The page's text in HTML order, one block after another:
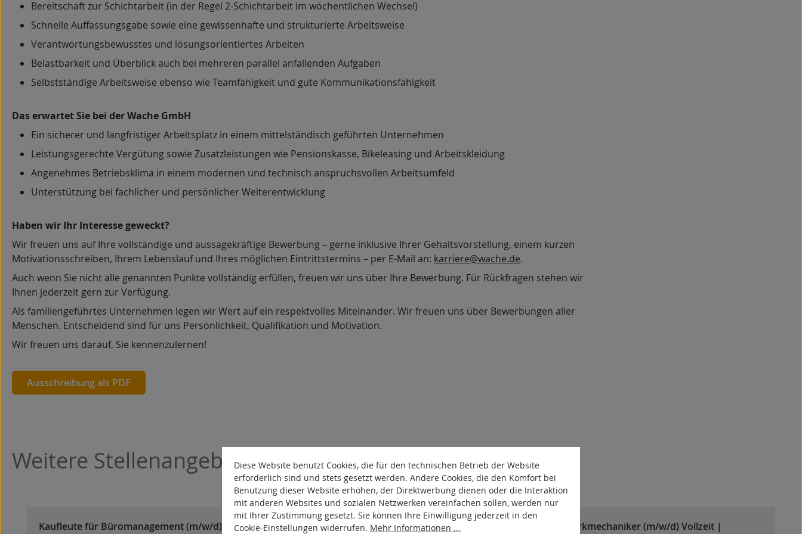
Bereitschaft zur Schichtarbeit (in der Regel 2-Schichtarbeit im wöchentlichen Wechsel)
Schnelle Auffassungsgabe sowie eine gewissenhafte und strukturierte Arbeitsweise
Verantwortungsbewusstes und lösungsorientiertes Arbeiten
Belastbarkeit und Überblick auch bei mehreren parallel anfallenden Aufgaben
Selbstständige Arbeitsweise ebenso wie Teamfähigkeit und gute Kommunikationsfähigkeit
Das erwartet Sie bei der Wache GmbH
Ein sicherer und langfristiger Arbeitsplatz in einem mittelständisch geführten Unternehmen
Leistungsgerechte Vergütung sowie Zusatzleistungen wie Pensionskasse, Bikeleasing und Arbeitskleidung
Angenehmes Betriebsklima in einem modernen und technisch anspruchsvollen Arbeitsumfeld
Unterstützung bei fachlicher und persönlicher Weiterentwicklung
Haben wir Ihr Interesse geweckt?
Wir freuen uns auf Ihre vollständige und aussagekräftige Bewerbung – gerne inklusive Ihrer Gehaltsvorstellung, einem kurzen
Motivationsschreiben, Ihrem Lebenslauf und Ihres möglichen Eintrittstermins – per E-Mail an: karriere@wache.de.
Auch wenn Sie nicht alle genannten Punkte vollständig erfüllen, freuen wir uns über Ihre Bewerbung. Für Rückfragen stehen wir
Ihnen jederzeit gern zur Verfügung.
Als familiengeführtes Unternehmen legen wir Wert auf ein respektvolles Miteinander. Wir freuen uns über Bewerbungen aller
Menschen. Entscheidend sind für uns Persönlichkeit, Qualifikation und Motivation.
Wir freuen uns darauf, Sie kennenzulernen!
Ausschreibung als PDF
Weitere Stellenangebote
Kaufleute für Büromanagement (m/w/d) |
Industriekaufleute (m/w/d) Vollzeit | Standort
Feinwerkmechaniker (m/w/d) Vollzeit |
Diese Website benutzt Cookies, die für den technischen Betrieb der Website
erforderlich sind und stets gesetzt werden. Andere Cookies, die den Komfort bei
Benutzung dieser Website erhöhen, der Direktwerbung dienen oder die Interaktion
mit anderen Websites und sozialen Netzwerken vereinfachen sollen, werden nur
mit Ihrer Zustimmung gesetzt. Sie können Ihre Einwilligung jederzeit in den
Cookie-Einstellungen widerrufen. Mehr Informationen ...